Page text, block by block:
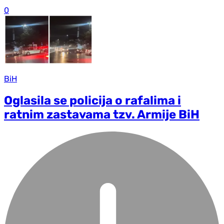
0
BiH
Oglasila se policija o rafalima i
ratnim zastavama tzv. Armije BiH